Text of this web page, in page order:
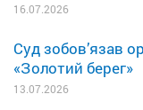
16.07.2026
Суд зобов’язав
«Золотий берег»
13.07.2026